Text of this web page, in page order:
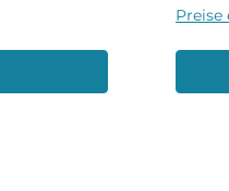
Preise